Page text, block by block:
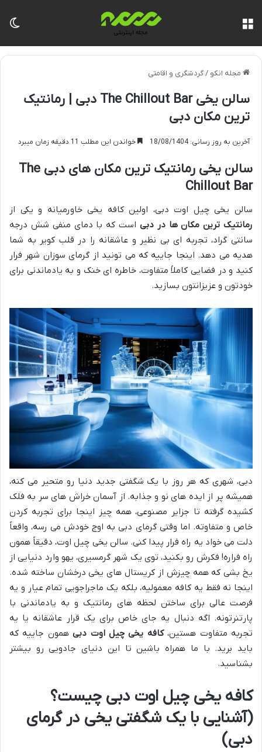
مجله انکو /گردشگری و اقامتی
سالن یخی The Chillout Bar دبی | رمانتیک
ترین مکان دبی
آخرین به روز رسانی: 18/08/1404 خواندن این مطلب 11 دقیقه زمان میبرد
سالن یخی رمانتیک ترین مکان های دبی The
Chillout Bar
سالن یخی چیل اوت دبی، اولین کافه یخی خاورمیانه و یکی از
رمانتیک ترین مکان ها در دبی است که با دمای منفی شش درجه
سانتی گراد، تجربه ای بی نظیر و عاشقانه را در قلب کویر به شما
هدیه می دهد. اینجا جاییه که می تونید از گرمای سوزان شهر فرار
کنید و در فضایی کاملاً متفاوت، خاطره ای خنک و به یادماندنی برای
خودتون و عزیزانتون بسازید.
دبی، شهری که هر روز با یک شگفتی جدید دنیا رو متحیر می کنه،
همیشه پر از ایده های نو و جذابه. از آسمان خراش های سر به فلک
کشیده گرفته تا جزایر مصنوعی، همه چیز اینجا برای تجربه کردن
خاص و متفاوته. اما وقتی گرمای دبی به اوج خودش می رسه، واقعاً
دلت می خواد یه راه فرار پیدا کنی. سالن یخی چیل اوت، دقیقاً همون
راه فراره! فکرش رو بکنید، توی یک شهر گرمسیری، یهو وارد دنیایی از
یخ بشی که همه چیزش از کریستال های یخی درخشان ساخته شده.
اینجا نه فقط یه کافه معمولیه، بلکه یک ماجراجویی تمام عیار و یه
فرصت عالی برای ساختن لحظه های رمانتیک و به یادماندنی با
پارتنرتونه. اگه دنبال یه جای خاص برای یک قرار عاشقانه یا یه
تجربه متفاوت هستین،کافه یخی چیل اوت دبیهمون جاییه که
باید برید. با ما همراه باشین تا این دنیای جادویی رو بیشتر
بشناسید.
کافه یخی چیل اوت دبی چیست؟
(آشنایی با یک شگفتی یخی در گرمای
دبی)